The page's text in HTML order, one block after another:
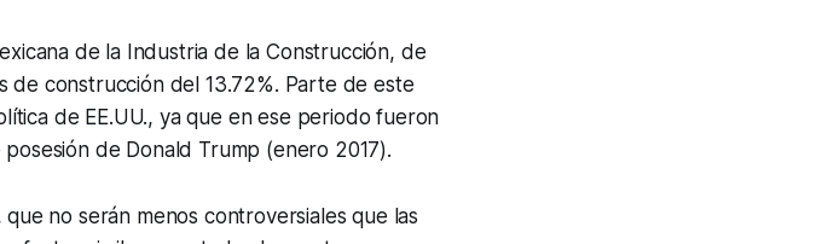
de la Industria de la Construcción, de
de construcción del 13.72%. Parte de este
de EE.UU., ya que en ese periodo fueron
de Donald Trump (enero 2017).
no serán menos controversiales que las